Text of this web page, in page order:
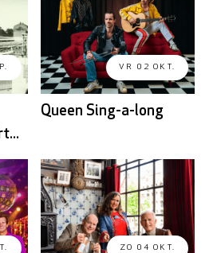
VR 02 OKT.
Queen Sing-a-long
ZO 04 OKT.